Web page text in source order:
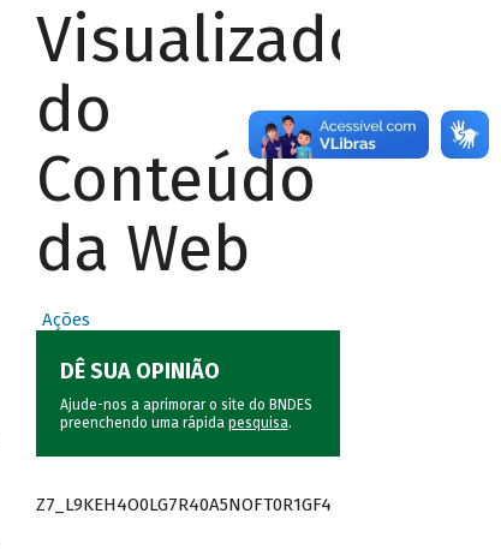
Visualizador
do
Conteúdo
da Web
Ações
DÊ SUA OPINIÃO
Ajude-nos a aprimorar o site do BNDES
preenchendo uma rápida pesquisa.
Z7_L9KEH4O0LG7R40A5NOFT0R1GF4